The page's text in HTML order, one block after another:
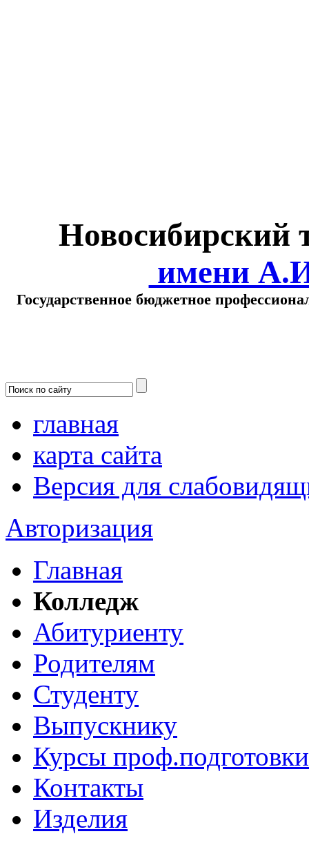
Новосибирский
имени
Государственное бюджетное
главная
карта сайта
Версия для
Авторизация
Главная
Колледж
Абитуриенту
Родителям
Студенту
Выпускнику
Курсы проф.подготовки
Контакты
Изделия